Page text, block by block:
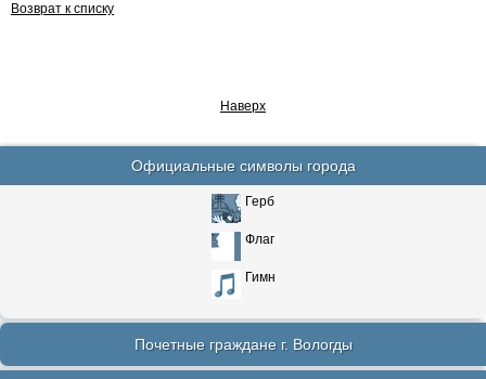
Возврат к списку
Наверх
Официальные символы города
Герб
Флаг
Гимн
Почетные граждане г. Вологды